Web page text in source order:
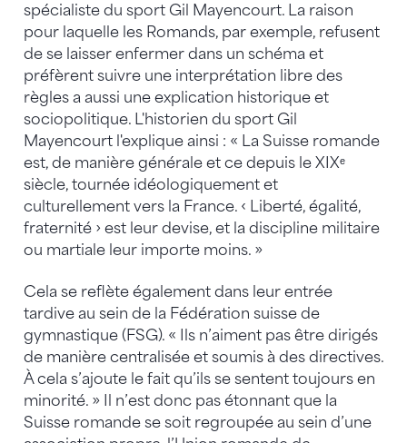
spécialiste du sport Gil Mayencourt. La raison
pour laquelle les Romands, par exemple, refusent
de se laisser enfermer dans un schéma et
préfèrent suivre une interprétation libre des
règles a aussi une explication historique et
sociopolitique. L'historien du sport Gil
Mayencourt l'explique ainsi : « La Suisse romande
est, de manière générale et ce depuis le XIXᵉ
siècle, tournée idéologiquement et
culturellement vers la France. ‹ Liberté, égalité,
fraternité › est leur devise, et la discipline militaire
ou martiale leur importe moins. »
Cela se reflète également dans leur entrée
tardive au sein de la Fédération suisse de
gymnastique (FSG). « Ils n’aiment pas être dirigés
de manière centralisée et soumis à des directives.
À cela s’ajoute le fait qu’ils se sentent toujours en
minorité. » Il n’est donc pas étonnant que la
Suisse romande se soit regroupée au sein d’une